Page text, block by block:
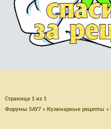
Страница 1 из 1
Форумы SAY7 » Кулинарные рецепты »